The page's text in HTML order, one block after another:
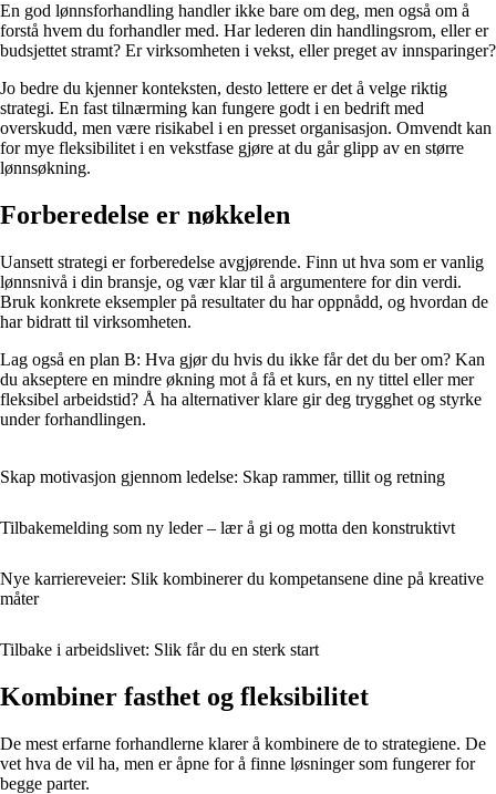
En god lønnsforhandling handler ikke bare om deg, men også om å
forstå hvem du forhandler med. Har lederen din handlingsrom, eller er
budsjettet stramt? Er virksomheten i vekst, eller preget av innsparinger?
Jo bedre du kjenner konteksten, desto lettere er det å velge riktig
strategi. En fast tilnærming kan fungere godt i en bedrift med
overskudd, men være risikabel i en presset organisasjon. Omvendt kan
for mye fleksibilitet i en vekstfase gjøre at du går glipp av en større
lønnsøkning.
Forberedelse er nøkkelen
Uansett strategi er forberedelse avgjørende. Finn ut hva som er vanlig
lønnsnivå i din bransje, og vær klar til å argumentere for din verdi.
Bruk konkrete eksempler på resultater du har oppnådd, og hvordan de
har bidratt til virksomheten.
Lag også en plan B: Hva gjør du hvis du ikke får det du ber om? Kan
du akseptere en mindre økning mot å få et kurs, en ny tittel eller mer
fleksibel arbeidstid? Å ha alternativer klare gir deg trygghet og styrke
under forhandlingen.
Skap motivasjon gjennom ledelse: Skap rammer, tillit og retning
Tilbakemelding som ny leder – lær å gi og motta den konstruktivt
Nye karriereveier: Slik kombinerer du kompetansene dine på kreative
måter
Tilbake i arbeidslivet: Slik får du en sterk start
Kombiner fasthet og fleksibilitet
De mest erfarne forhandlerne klarer å kombinere de to strategiene. De
vet hva de vil ha, men er åpne for å finne løsninger som fungerer for
begge parter.